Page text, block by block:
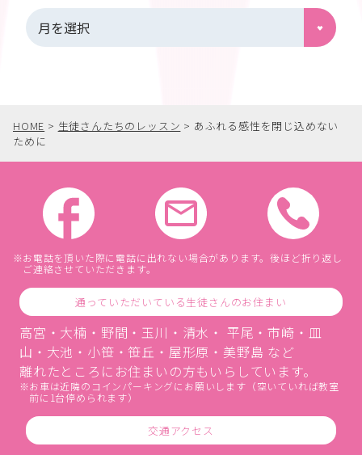
HOME > 生徒さんたちのレッスン > あふれる感性を閉じ込めない
ために
お電話を頂いた際に電話に出れない場合があります。後ほど折り返し
ご連絡させていただきます。
通っていただいている生徒さんのお住まい
高宮・大楠・野間・玉川・清水・ 平尾・市崎・皿
山・大池・小笹・笹丘・屋形原・美野島 など
離れたところにお住まいの方もいらしています。
お車は近隣のコインパーキングにお願いします（空いていれば教室
前に1台停められます）
交通アクセス